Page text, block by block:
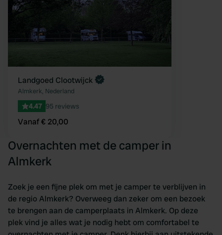
Landgoed Clootwijck
Almkerk, Nederland
4.47 95 reviews
Vanaf € 20,00
Overnachten met de camper in
Almkerk
Zoek je een fijne plek om met je camper te verblijven in
de regio Almkerk? Overweeg dan zeker om een bezoek
te brengen aan de camperplaats in Almkerk. Op deze
plek vind je alles wat je nodig hebt om comfortabel te